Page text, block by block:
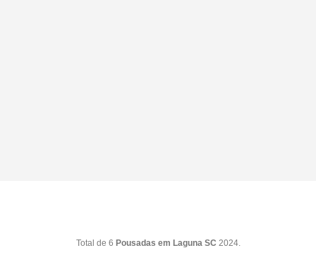
Total de 6 Pousadas em Laguna SC 2024.